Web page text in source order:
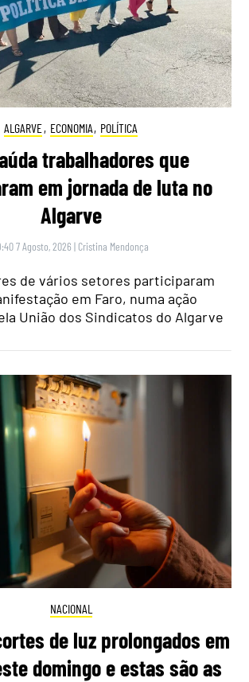
ALGARVE, ECONOMIA, POLÍTICA
trabalhadores que
em jornada de luta no
Algarve
7 Agosto, 2026 | Cristina Mendonça
de vários setores participaram
em Faro, numa ação
União dos Sindicatos do Algarve
NACIONAL
de luz prolongados em
domingo e estas são as